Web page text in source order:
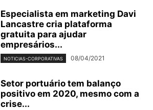
Especialista em marketing Davi
Lancastre cria plataforma
gratuita para ajudar
empresários...
NOTICIAS-CORPORATIVAS 08/04/2021
Setor portuário tem balanço
positivo em 2020, mesmo com a
crise...